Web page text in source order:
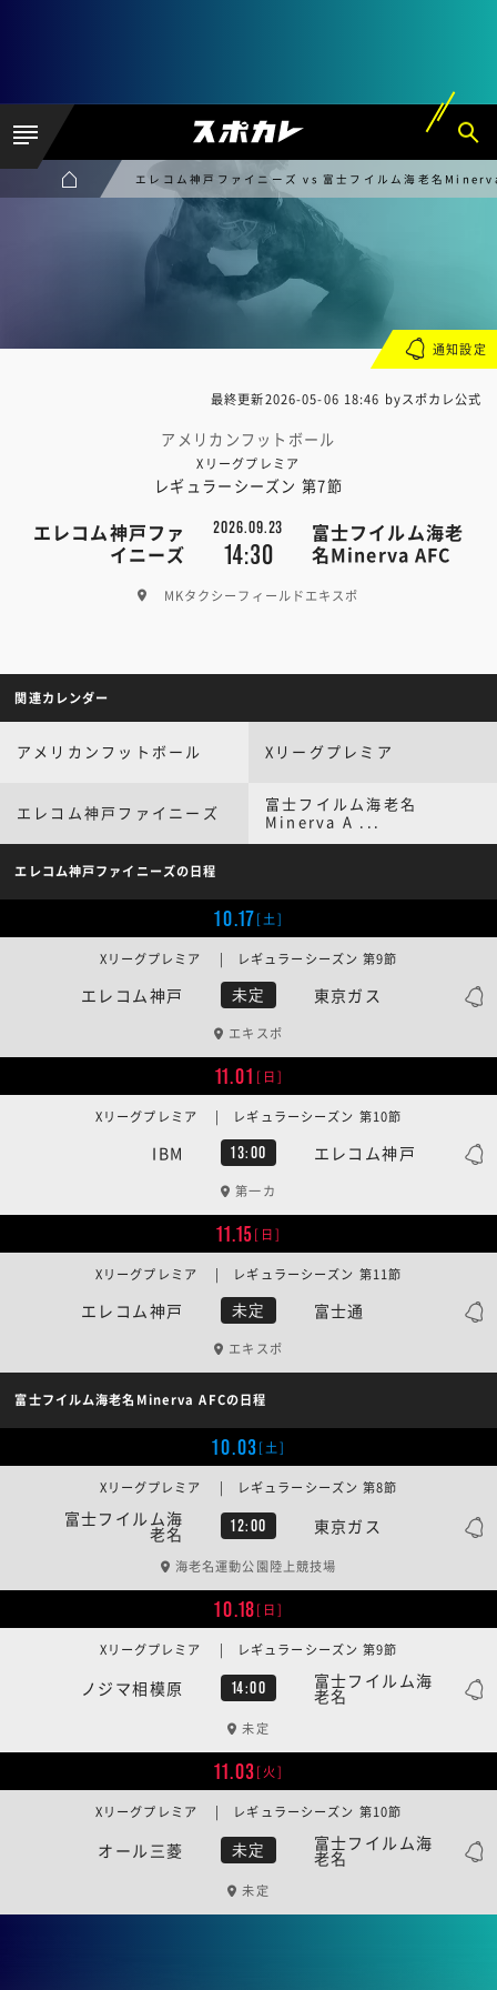
エレコム神戸ファイニーズ vs 富士フイルム海老名
最終更新2026-05-06 18:46 byスポカレ公式
アメリカンフットボール
Xリーグプレミア
レギュラーシーズン 第7節
エレコム神戸ファ
イニーズ
2026.09.23
14:30
富士フイルム海老
名Minerva AFC
MKタクシーフィールドエキスポ
通知設定
関連カレンダー
アメリカンフットボール Xリーグプレミア
エレコム神戸ファイニーズ
富士フイルム海老名
Minerva A ...
エレコム神戸ファイニーズの日程
10.17[土]
エレコム神戸 未定 東京ガス
Xリーグプレミア | レギュラーシーズン 第9節
エキスポ
11.01 [日]
IBM 13:00 エレコム神戸
Xリーグプレミア | レギュラーシーズン 第10節
第一カ
11.15[日]
エレコム神戸 未定 富士通
Xリーグプレミア | レギュラーシーズン 第11節
エキスポ
富士フイルム海老名Minerva AFCの日程
10.03[土]
富士フイルム海
老名 12:00 東京ガス
Xリーグプレミア | レギュラーシーズン 第8節
海老名運動公園陸上競技場
10.18[日]
ノジマ相模原 14:00 富士フイルム海
老名
Xリーグプレミア | レギュラーシーズン 第9節
未定
11.03[火]
オール三菱 未定 富士フイルム海
老名
Xリーグプレミア | レギュラーシーズン 第10節
未定